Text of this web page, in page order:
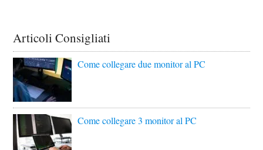
Articoli Consigliati
Come collegare due monitor al PC
Come collegare 3 monitor al PC